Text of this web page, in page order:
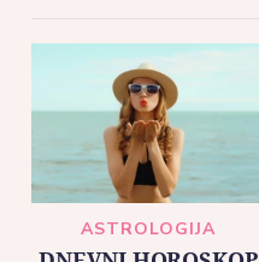
ASTROLOGIJA